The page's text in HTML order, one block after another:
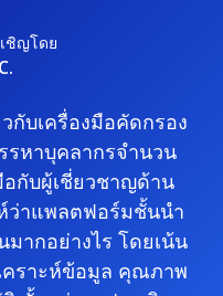
ชิญโดย
กับเครื่องมือคัดกรอง
รหาบุคลากรจำนวน
อกับผู้เชี่ยวชาญด้าน
ห์ว่าแพลตฟอร์มชั้นนำ
ากอย่างไร โดยเน้น
คราะห์ข้อมูล คุณภาพ